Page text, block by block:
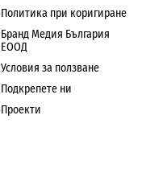
Политика при коригиране
Бранд Медия България
ЕООД
Условия за ползване
Подкрепете ни
Проекти